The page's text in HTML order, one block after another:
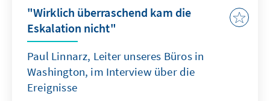
"Wirklich überraschend kam die
Eskalation nicht"
Paul Linnarz, Leiter unseres Büros in
Washington, im Interview über die
Ereignisse